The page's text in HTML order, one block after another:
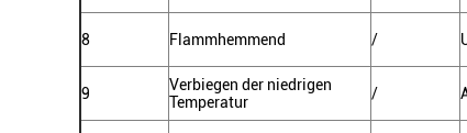
8 Flammhemmend /
9
Verbiegen der niedrigen
Temperatur
/